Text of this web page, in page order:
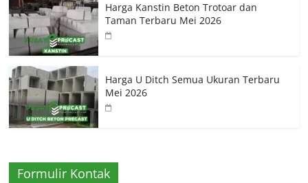
Harga Kanstin Beton Trotoar dan
Taman Terbaru Mei 2026
Harga U Ditch Semua Ukuran Terbaru
Mei 2026
Formulir Kontak